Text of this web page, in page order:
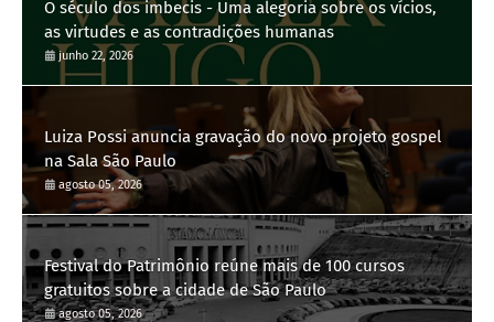
O século dos imbecis - Uma alegoria sobre os vícios,
as virtudes e as contradições humanas
junho 22, 2026
Luiza Possi anuncia gravação do novo projeto gospel
na Sala São Paulo
agosto 05, 2026
Festival do Patrimônio reúne mais de 100 cursos
gratuitos sobre a cidade de São Paulo
agosto 05, 2026